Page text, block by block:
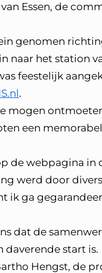
Essen, de
genomen
naar het station
feestelijk
.
mogen
een
de webpagina in
werd door
ik ga
dat de
daverende start is.
Hengst, de